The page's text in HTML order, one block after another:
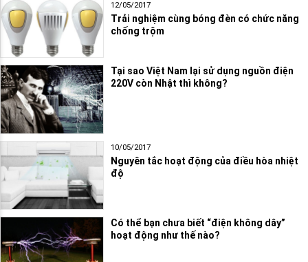
12/05/2017
Trải nghiệm cùng bóng đèn có chức năng
chống trộm
Tại sao Việt Nam lại sử dụng nguồn điện
220V còn Nhật thì không?
10/05/2017
Nguyên tắc hoạt động của điều hòa nhiệt
độ
Có thể bạn chưa biết “điện không dây”
hoạt động như thế nào?